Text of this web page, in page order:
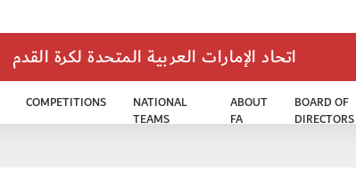
اتحاد الإمارات العربية المتحدة لكرة القدم
COMPETITIONS
NATIONAL
TEAMS
ABOUT
FA
BOARD OF
DIRECTORS